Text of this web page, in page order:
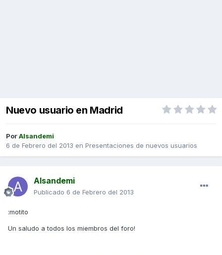
Nuevo usuario en Madrid
PorAlsandemi
6 de Febrero del 2013 en Presentaciones de nuevos usuarios
Alsandemi
Publicado 6 de Febrero del 2013
:motito
Un saludo a todos los miembros del foro!